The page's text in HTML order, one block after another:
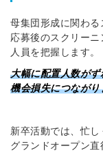
母集団形成に関わる
応募後のスクリー
人員を把握します。
大幅に配置人数が
機会損失につながり
新卒活動では、忙し
グランドオープン